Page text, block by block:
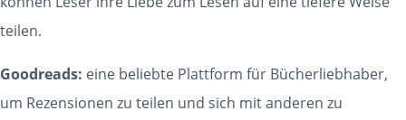
teilen.
Goodreads: eine beliebte Plattform für Bücherliebhaber,
um Rezensionen zu teilen und sich mit anderen zu